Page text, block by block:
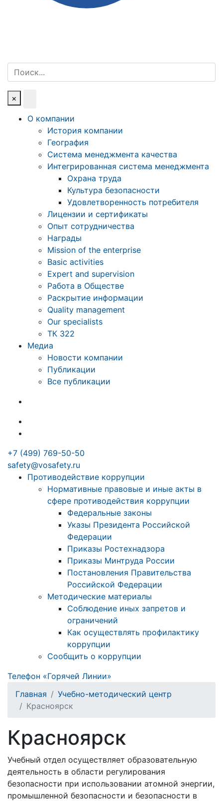
Поиск
×
О компании
История компании
География
Система менеджмента качества
Интегрированная система менеджмента
Охрана труда
Культура безопасности
Удовлетворенность потребителя
Лицензии и сертификаты
Опыт сотрудничества
Награды
Mission of the enterprise
Basic activities
Expert and supervision
Работа в Обществе
Раскрытие информации
Quality management
Our specialists
ТК 322
Медиа
Новости компании
Публикации
Все публикации
+7 (499) 769-50-50
safety@vosafety.ru
Противодействие коррупции
Нормативные правовые и иные акты в
сфере противодействия коррупции
Федеральные законы
Указы Президента Российской
Федерации
Приказы Ростехнадзора
Приказы Минтруда России
Постановления Правительства
Российской Федерации
Методические материалы
Соблюдение иных запретов и
ограничений
Как осуществлять профилактику
коррупции
Сообщить о коррупции
Телефон «Горячей Линии»
Главная
Учебно-методический центр
Красноярск
Красноярск
Учебный отдел осуществляет образовательную
деятельность в области регулирования
безопасности при использовании атомной энергии,
промышленной безопасности и безопасности в